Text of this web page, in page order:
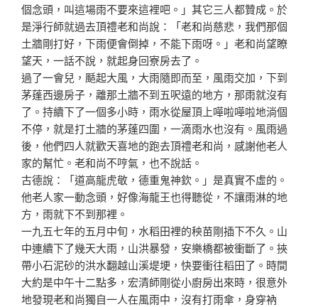
個念頭，叫這場雨不要來這裡吧。」其它三人都贊成。於
是淨行師就過去頂禮老和尚說：「老和尚慈悲，我們那個
土牆剛打好，下雨便會倒掉，不能下雨呀。」老和尚望瞭
望天，一話不說，就起身回寮房去了。
過了一會兒，颳起大風，大雨隨即而至，風雨交加，下到
茅蓬西邊房子，離那土牆不到五呎遠的地方，那雨就沒有
了。 持續下了一個多小時，雨水從屋頂上嘩啦嘩啦地淌個
不停， 就是打土牆的茅蓬四圍，一滴雨水也沒有。風雨過
後，他們四人就歡天喜地的跑去頂禮老和尚，感謝他老人
家的幫忙。 老和尚不哼氣，也不說話。
古德說：「道高龍虎敬，德重鬼神欽。」是真實不虛的。
他老人家一動念頭，好像海龍王也得聽從，不讓雨淋的地
方， 雨就下不到那裡。
一九五七年的五月中旬，水稻田裡的秧苗剛插下不久。山
中連續下了幾天大雨，山洪暴發，安樂橋都被衝斷了。挾
帶小石泥砂的洪水翻越山溪堤埂，快要衝往稻田了。時間
大約是中午十二點多，宏清師剛從小廚房出來時，很意外
地發現老和尚獨自一人在風雨中，沒有打雨傘，身穿衲